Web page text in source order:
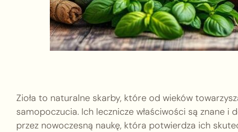
Zioła to naturalne skarby, które od wieków
samopoczucia. Ich lecznicze właściwości są znane
przez nowoczesną naukę, która potwierdza ich